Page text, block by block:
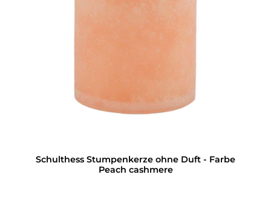
Schulthess Stumpenkerze ohne Duft - Farbe
Peach cashmere